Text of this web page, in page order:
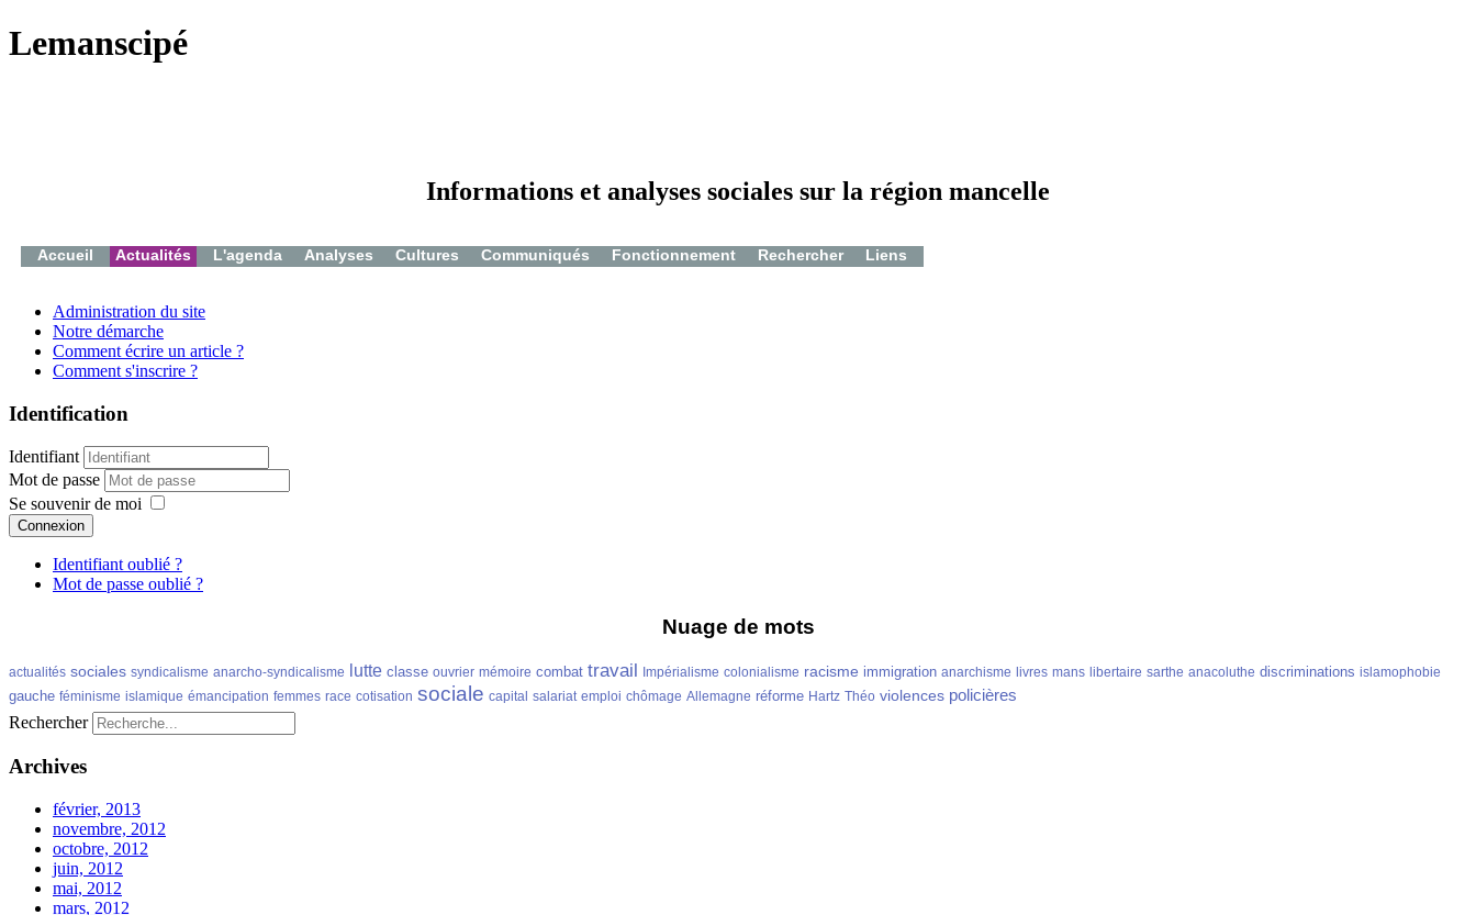
Lemanscipé
Informations et analyses sociales sur la région mancelle
Accueil Actualités L'agenda Analyses Cultures Communiqués Fonctionnement Rechercher Liens
Administration du site
Notre démarche
Comment écrire un article ?
Comment s'inscrire ?
Identification
Identifiant
Mot de passe
Se souvenir de moi
Connexion
Identifiant oublié ?
Mot de passe oublié ?
Nuage de mots
actualités sociales syndicalisme anarcho-syndicalisme lutte classe ouvrier mémoire combat travail Impérialisme colonialisme racisme immigration anarchisme livres mans libertaire sarthe anacoluthe discriminations islamophobie
gauche féminisme islamique émancipation femmes race cotisation sociale capital salariat emploi chômage Allemagne réforme Hartz Théo violences policières
Rechercher
Archives
février, 2013
novembre, 2012
octobre, 2012
juin, 2012
mai, 2012
mars, 2012